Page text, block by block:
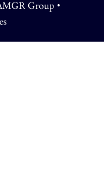
Group •